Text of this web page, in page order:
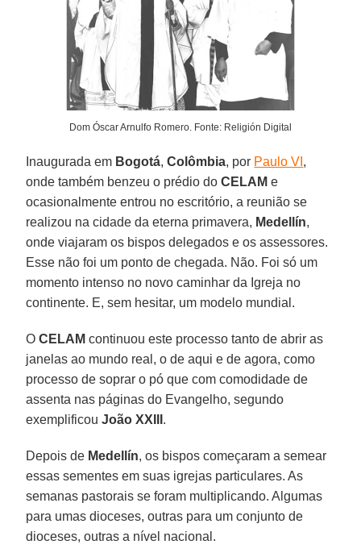
Dom Óscar Arnulfo Romero. Fonte: Religión Digital
Inaugurada em Bogotá,Colômbia, por Paulo VI ,
onde também benzeu o prédio doCELAM e
ocasionalmente entrou no escritório, a reunião se
realizou na cidade da eterna primavera, Medellín,
onde viajaram os bispos delegados e os assessores.
Esse não foi um ponto de chegada. Não. Foi só um
momento intenso no novo caminhar da Igreja no
continente. E, sem hesitar, um modelo mundial.
OCELAM continuou este processo tanto de abrir as
janelas ao mundo real, o de aqui e de agora, como
processo de soprar o pó que com comodidade de
assenta nas páginas do Evangelho, segundo
exemplificouJoão XXIII .
Depois de Medellín, os bispos começaram a semear
essas sementes em suas igrejas particulares. As
semanas pastorais se foram multiplicando. Algumas
para umas dioceses, outras para um conjunto de
dioceses, outras a nível nacional.